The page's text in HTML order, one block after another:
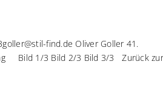
find.de Oliver Goller 41.
Bild 1/3 Bild 2/3 Bild 3/3 Zurück zur